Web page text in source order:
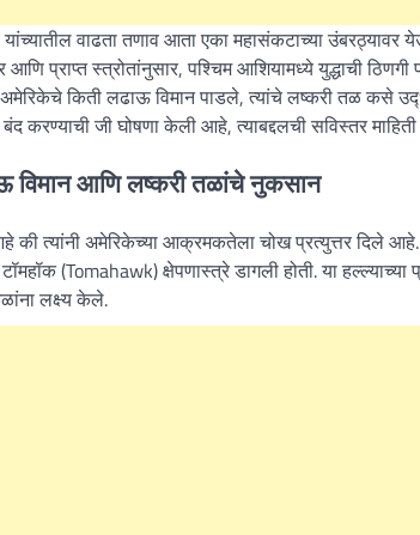
वाढता तणाव आता एका महासंकटाच्या उंबरठ्यावर
आणि प्राप्त स्त्रोतांनुसार, पश्चिम आशियामध्ये युद्धाची
किती लढाऊ विमान पाडले, त्यांचे लष्करी तळ कसे
करण्याची जी घोषणा केली आहे, त्याबद्दलची सविस्तर
विमान आणि लष्करी तळांचे नुकसान
की त्यांनी अमेरिकेच्या आक्रमकतेला चोख प्रत्युत्तर दिले
(Tomahawk) क्षेपणास्त्रे डागली होती. या
लक्ष्य केले.